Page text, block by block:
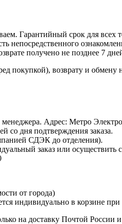
Гарантийный срок для всех
непосредственного
получено не позднее 7
покупкой), возврату и обмену
Адрес: Метро
со дня подтверждения заказа.
СДЭК до отделения).
заказ или осуществить
от города)
индивидуально в корзине
на доставку Почтой